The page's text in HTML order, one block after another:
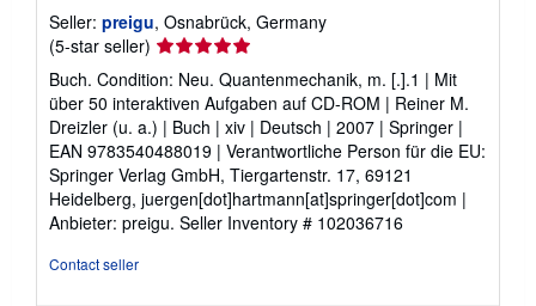
Seller: preigu, Osnabrück, Germany
(5-star seller) Seller
rating
5
out
of
5
stars
Buch. Condition: Neu. Quantenmechanik, m. [.].1 | Mit
über 50 interaktiven Aufgaben auf CD-ROM | Reiner M.
Dreizler (u. a.) | Buch | xiv | Deutsch | 2007 | Springer |
EAN 9783540488019 | Verantwortliche Person für die EU:
Springer Verlag GmbH, Tiergartenstr. 17, 69121
Heidelberg, juergen[dot]hartmann[at]springer[dot]com |
Anbieter: preigu. Seller Inventory # 102036716
Contact seller